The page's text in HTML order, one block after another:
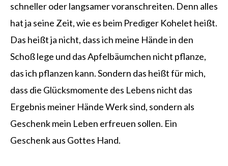
schneller oder langsamer voranschreiten. Denn alles
hat ja seine Zeit, wie es beim Prediger Kohelet heißt.
Das heißt ja nicht, dass ich meine Hände in den
Schoß lege und das Apfelbäumchen nicht pflanze,
das ich pflanzen kann. Sondern das heißt für mich,
dass die Glücksmomente des Lebens nicht das
Ergebnis meiner Hände Werk sind, sondern als
Geschenk mein Leben erfreuen sollen. Ein
Geschenk aus Gottes Hand.